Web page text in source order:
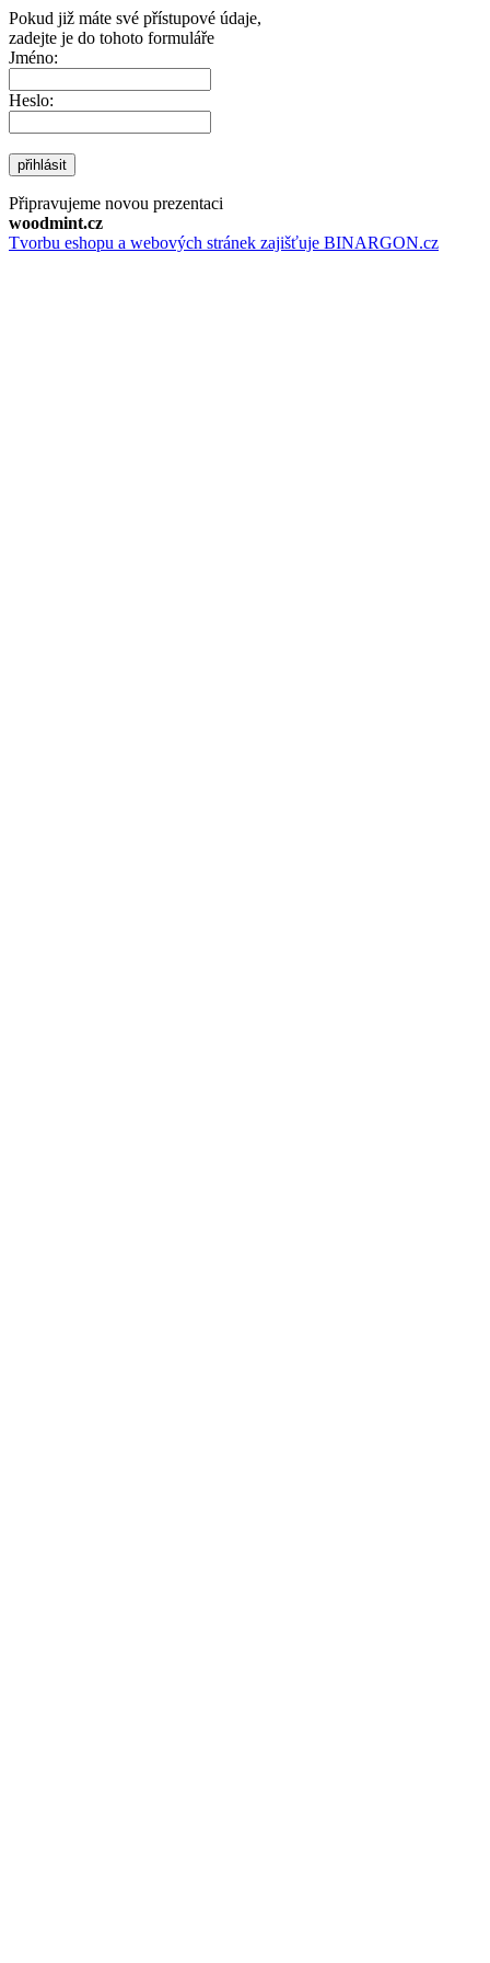
Pokud již máte své přístupové údaje,
zadejte je do tohoto formuláře
Jméno:
Heslo:
přihlásit
Připravujeme novou prezentaci
woodmint.cz
Tvorbu eshopu a webových stránek zajišťuje BINARGON.cz